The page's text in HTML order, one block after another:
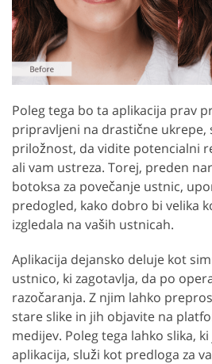
Poleg tega bo ta aplikacija prav
pripravljeni na drastične ukrepe,
priložnost, da vidite potencialni
ali vam ustreza. Torej, preden
botoksa za povečanje ustnic,
predogled, kako dobro bi velika
izgledala na vaših ustnicah.
Aplikacija dejansko deluje kot
ustnico, ki zagotavlja, da po
razočaranja. Z njim lahko
stare slike in jih objavite na
medijev. Poleg tega lahko slika,
aplikacija, služi kot predloga za